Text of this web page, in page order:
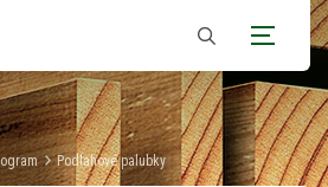
vyhledávání
Podlahové palubky